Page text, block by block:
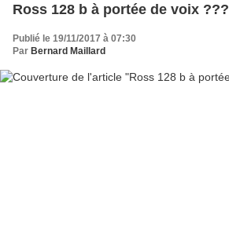
Ross 128 b à portée de voix ???
Publié le 19/11/2017 à 07:30
Par Bernard Maillard